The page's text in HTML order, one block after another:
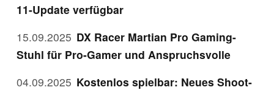
11-Update verfügbar
15.09.2025 DX Racer Martian Pro Gaming-
Stuhl für Pro-Gamer und Anspruchsvolle
04.09.2025 Kostenlos spielbar: Neues Shoot-